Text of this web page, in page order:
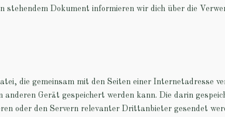
Dokument informieren wir dich über die
die gemeinsam mit den Seiten einer Internetadresse
anderen Gerät gespeichert werden kann. Die darin
oder den Servern relevanter Drittanbieter gesendet